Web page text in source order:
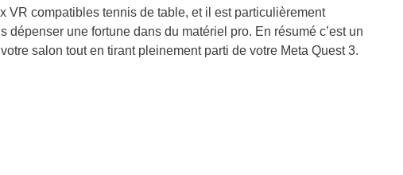
VR compatibles tennis de table, et il est particulièrement
une fortune dans du matériel pro. En résumé c’est un
salon tout en tirant pleinement parti de votre Meta Quest 3.